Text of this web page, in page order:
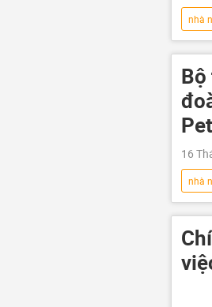
nhà
Bộ
16
nhà
Bộ
quan